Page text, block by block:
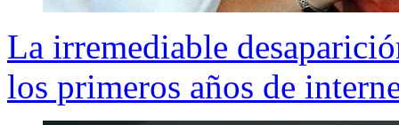
La irremediable
los primeros años de